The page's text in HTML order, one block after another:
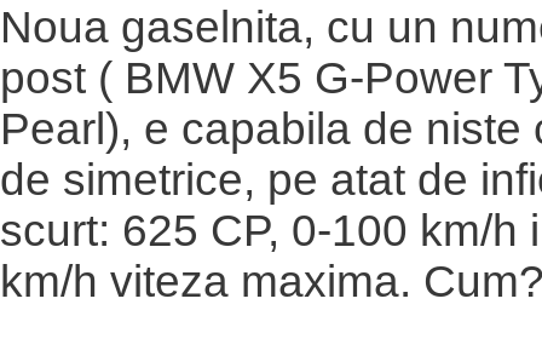
Noua gaselnita, cu un
post ( BMW X5 G-Power
Pearl), e capabila de niste
de simetrice, pe atat de
scurt: 625 CP, 0-100 km/h
km/h viteza maxima.